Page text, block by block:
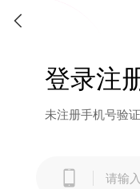

登录注
未注册手机号验